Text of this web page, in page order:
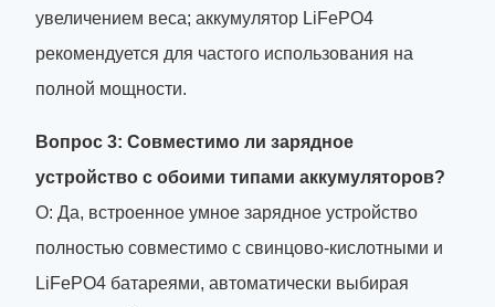
увеличением веса; аккумулятор LiFePO4
рекомендуется для частого использования на
полной мощности.
Вопрос 3: Совместимо ли зарядное
устройство с обоими типами аккумуляторов?
О: Да, встроенное умное зарядное устройство
полностью совместимо с свинцово-кислотными и
LiFePO4 батареями, автоматически выбирая